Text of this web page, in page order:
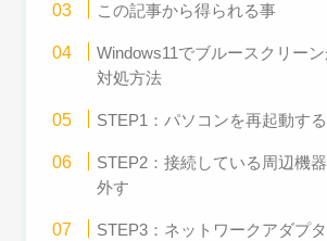
この記事から得られる事
Windows11でブルースクリー
対処方法
STEP1：パソコンを再起動する
STEP2：接続している周辺機
外す
STEP3：ネットワークアダプ